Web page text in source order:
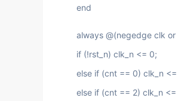
end
always @(negedge clk
if (!rst_n) clk_n <= 0;
else if (cnt == 0) clk_n <=
else if (cnt == 2) clk_n <=